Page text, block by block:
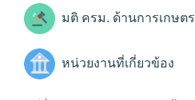
มติ ครม. ด้านการเกษตร
หน่วยงานที่เกี่ยวข้อง